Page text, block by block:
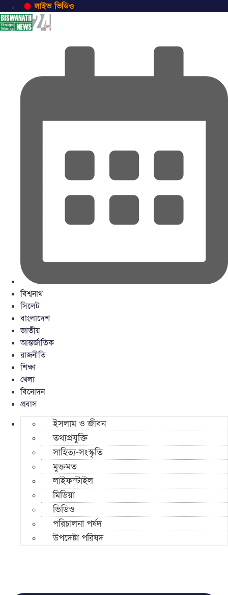
লাইভ ভিডিও
বিশ্বনাথ
সিলেট
বাংলাদেশ
জাতীয়
আন্তর্জাতিক
রাজনীতি
শিক্ষা
খেলা
বিনোদন
প্রবাস
ইসলাম ও জীবন
তথ্যপ্রযুক্তি
সাহিত্য-সংস্কৃতি
মুক্তমত
লাইফস্টাইল
মিডিয়া
ভিডিও
পরিচালনা পর্ষদ
উপদেষ্টা পরিষদ